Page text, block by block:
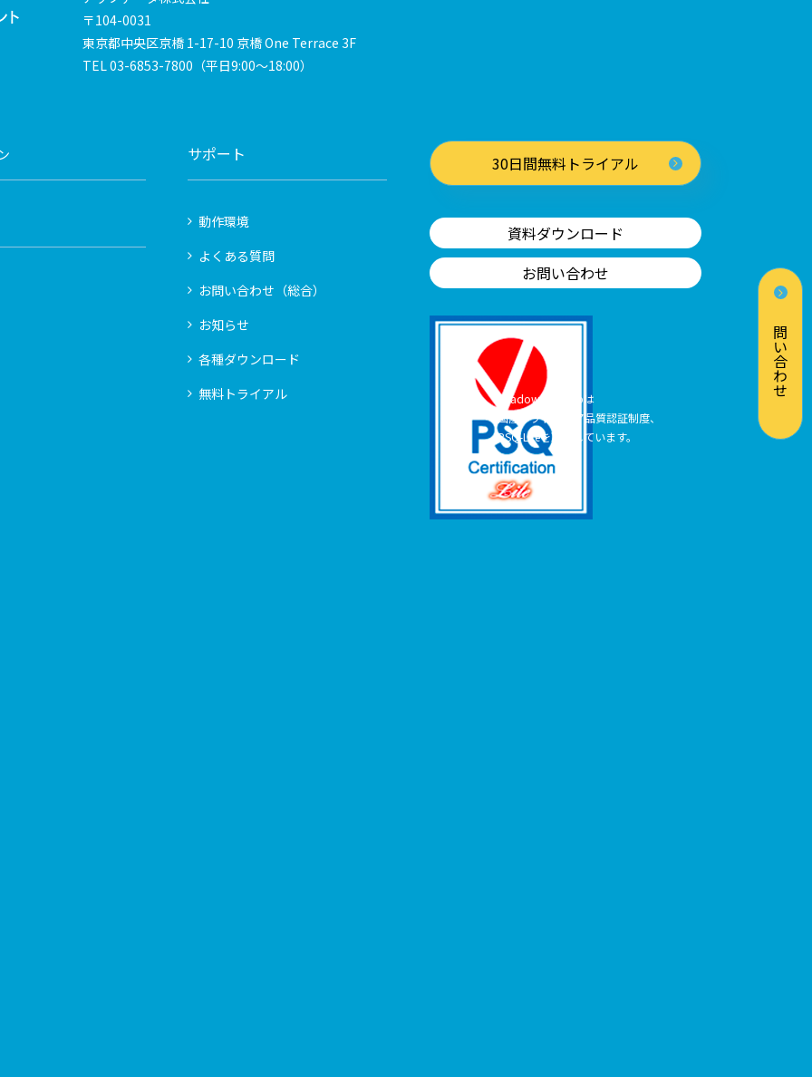
お問い合わせ
〒104-0031
東京都中央区京橋 1-17-10 京橋 One Terrace 3F
TEL03-6853-7800 （平日9:00～18:00）
サポート
動作環境
よくある質問
お問い合わせ（総合）
お知らせ
各種ダウンロード
無料トライアル
30日間無料トライアル
資料ダウンロード
お問い合わせ
Shadow Desktopは
国産ソフトウェア品質認証制度、
PSQ-Liteを取得しています。